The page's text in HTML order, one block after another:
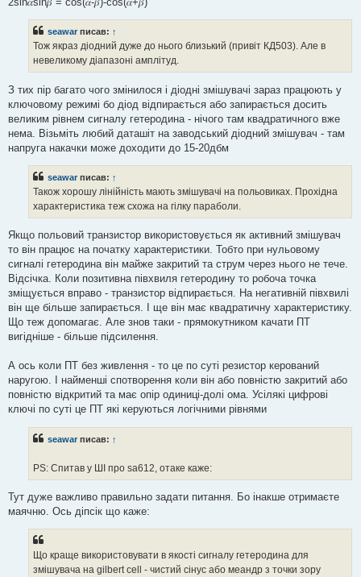
обов'язково встановлюйте між виходом синтезатора та
входом SA612 якіснийфільтр нижніх частот (ФНЧ)або
паралельний LC-контур. Вони відфільтрують гармоніки та
перетворять прямокутні імпульси на чисту синусоїду.
seawar писав: ↑
Тож якраз діодний дуже до нього близький (привіт КД503). Але в
невеликому діапазоні амплітуд.
З тих пір багато чого змінилося і діодні змішувачі зараз працюють у
ключовому режимі бо діод відпирається або запирається досить
великим рівнем сигналу гетеродина - нічого там квадратичного вже
нема. Візьміть любий даташіт на заводський діодний змішувач - там
напруга накачки може доходити до 15-20дбм
seawar писав: ↑
Також хорошу лінійність мають змішувачі на польовиках. Прохідна
характеристика теж схожа на гілку параболи.
Якщо польовий транзистор використовується як активний змішувач
то він працює на початку характеристики. Тобто при нульовому
сигналі гетеродина він майже закритий та струм через нього не тече.
Відсічка. Коли позитивна півхвиля гетеродину то робоча точка
зміщується вправо - транзистор відпирається. На негативній півхвилі
він ще більше запирається. І ще він має квадратичну характеристику.
Що теж допомагає. Але знов таки - прямокутником качати ПТ
вигідніше - більше підсилення.
А ось коли ПТ без живлення - то це по суті резистор керований
наругою. І найменші спотворення коли він або повністю закритий або
повністю відкритий та має опір одиниці-долі ома. Усілякі цифрові
ключі по суті це ПТ які керуються логічними рівнями
seawar писав: ↑
PS: Спитав у ШІ про sa612, отаке каже:
Тут дуже важливо правильно задати питання. Бо інакше отримаєте
маячню. Ось діпсік що каже:
Що краще використовувати в якості сигналу гетеродина для
змішувача на gilbert cell - чистий сінус або меандр з точки зору